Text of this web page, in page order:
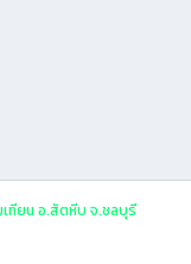
เทียน อ.สัตหีบ จ.ชลบุรี